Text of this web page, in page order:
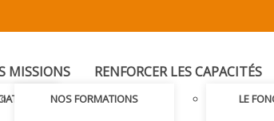
MISSIONS RENFORCER LES CAPACITÉS
NOS FORMATIONS LE